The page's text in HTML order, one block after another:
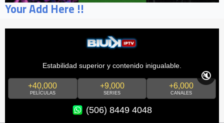
Your Add Here !!
Estabilidad superior y contenido inigualable.
+40,000
PELÍCULAS
+9,000
SERIES
+6,000
CANALES
(506) 8449 4048
🔇